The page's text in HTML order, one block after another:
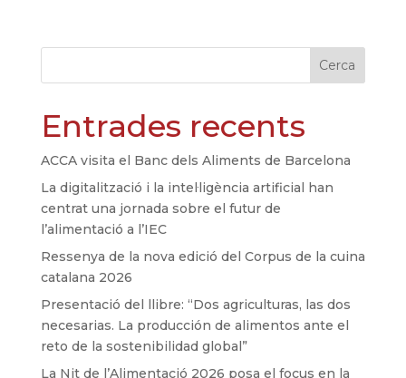
Cerca
Entrades recents
ACCA visita el Banc dels Aliments de Barcelona
La digitalització i la intel·ligència artificial han
centrat una jornada sobre el futur de
l’alimentació a l’IEC
Ressenya de la nova edició del Corpus de la cuina
catalana 2026
Presentació del llibre: “Dos agriculturas, las dos
necesarias. La producción de alimentos ante el
reto de la sostenibilidad global”
La Nit de l’Alimentació 2026 posa el focus en la